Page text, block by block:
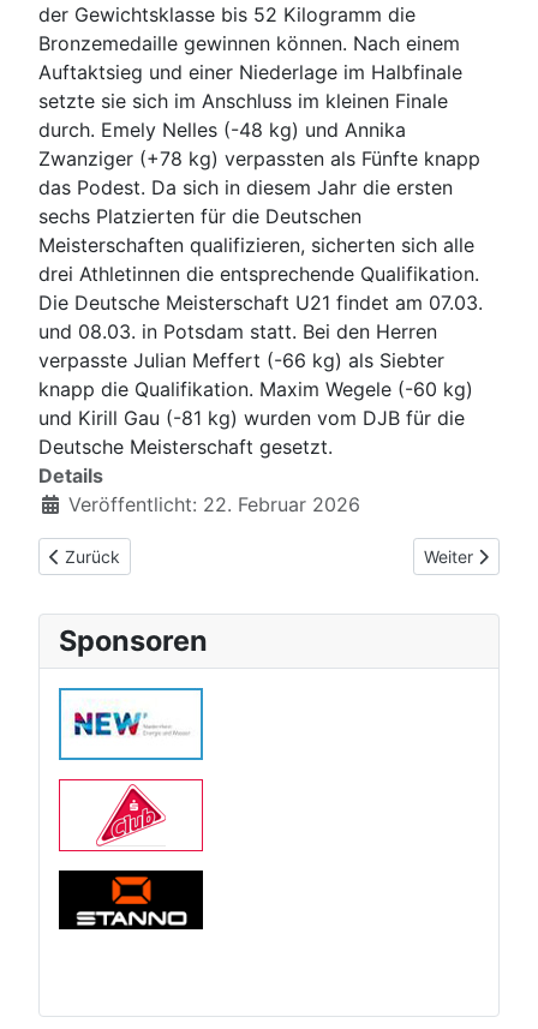
der Gewichtsklasse bis 52 Kilogramm die
Bronzemedaille gewinnen können. Nach einem
Auftaktsieg und einer Niederlage im Halbfinale
setzte sie sich im Anschluss im kleinen Finale
durch. Emely Nelles (-48 kg) und Annika
Zwanziger (+78 kg) verpassten als Fünfte knapp
das Podest. Da sich in diesem Jahr die ersten
sechs Platzierten für die Deutschen
Meisterschaften qualifizieren, sicherten sich alle
drei Athletinnen die entsprechende Qualifikation.
Die Deutsche Meisterschaft U21 findet am 07.03.
und 08.03. in Potsdam statt. Bei den Herren
verpasste Julian Meffert (-66 kg) als Siebter
knapp die Qualifikation. Maxim Wegele (-60 kg)
und Kirill Gau (-81 kg) wurden vom DJB für die
Deutsche Meisterschaft gesetzt.
Details
Veröffentlicht: 22. Februar 2026
Vorheriger Beitrag: Kirill Gau wird Deutscher Meister U21
Zurück Nächster
Weiter
Sponsoren